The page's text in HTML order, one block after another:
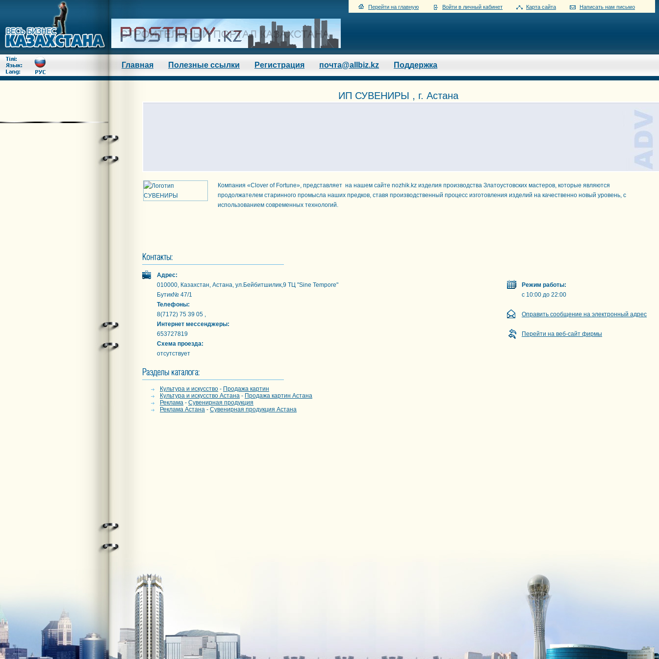
Перейти на главную Войти в личный кабинет Карта сайта Написать нам письмо
Главная Полезные ссылки Регистрация почта@allbiz.kz Поддержка
ИП СУВЕНИРЫ , г. Астана
Компания «Clover of Fortune», представляет на нашем сайте nozhik.kz изделия производства Златоустовских мастеров, которые являются
продолжателем старинного промысла наших предков, ставя производственный процесс изготовления изделий на качественно новый уровень, с
использованием современных технологий.
Адрес:
010000, Казахстан, Астана, ул.Бейбитшилик,9 ТЦ "Sine Tempore"
Бутик№ 47/1
Телефоны:
8(7172) 75 39 05 ,
Интернет мессенджеры:
653727819
Схема проезда:
отсутствует
Режим работы:
с 10:00 до 22:00
Оправить сообщение на электронный адрес
Перейти на веб-сайт фирмы
Культура и искусство - Продажа картин
Культура и искусство Астана - Продажа картин Астана
Реклама - Сувенирная продукция
Реклама Астана - Сувенирная продукция Астана